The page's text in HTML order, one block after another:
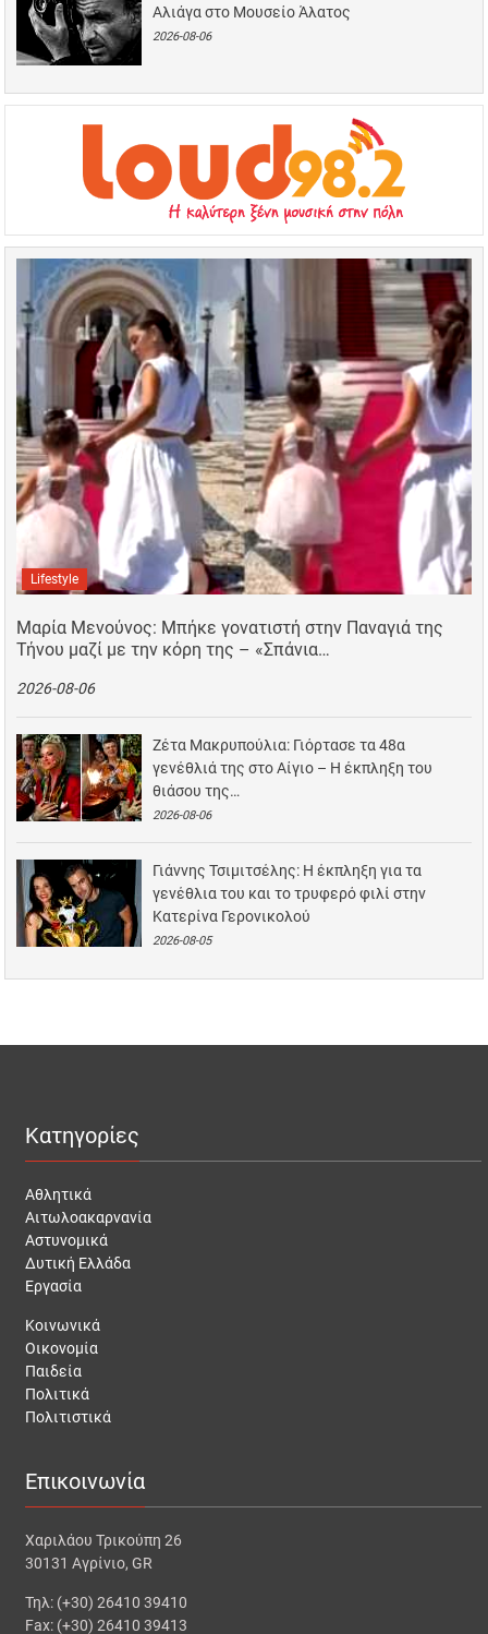
Αλιάγα στο Μουσείο Άλατος
2026-08-06
Lifestyle
Μαρία Μενούνος: Μπήκε γονατιστή στην Παναγιά της
Τήνου μαζί με την κόρη της – «Σπάνια…
2026-08-06
Ζέτα Μακρυπούλια: Γιόρτασε τα 48α
γενέθλιά της στο Αίγιο – Η έκπληξη του
θιάσου της…
2026-08-06
Γιάννης Τσιμιτσέλης: Η έκπληξη για τα
γενέθλια του και το τρυφερό φιλί στην
Κατερίνα Γερονικολού
2026-08-05
Κατηγορίες
Αθλητικά
Αιτωλοακαρνανία
Αστυνομικά
Δυτική Ελλάδα
Εργασία
Κοινωνικά
Οικονομία
Παιδεία
Πολιτικά
Πολιτιστικά
Επικοινωνία
Χαριλάου Τρικούπη 26
30131 Αγρίνιο, GR
Τηλ: (+30) 26410 39410
Fax: (+30) 26410 39413